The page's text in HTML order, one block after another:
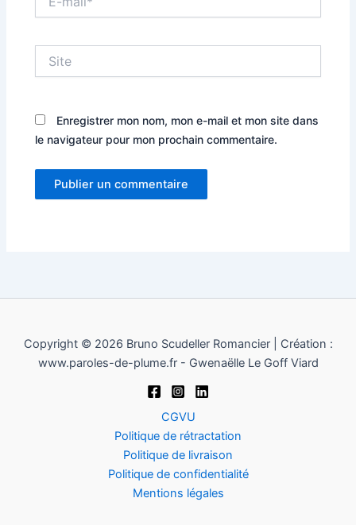
mail*
Enregistrer mon nom, mon e-mail et mon site dans
le navigateur pour mon prochain commentaire.
Copyright © 2026 Bruno Scudeller Romancier | Création :
www.paroles-de-plume.fr - Gwenaëlle Le Goff Viard
CGVU
Politique de rétractation
Politique de livraison
Politique de confidentialité
Mentions légales